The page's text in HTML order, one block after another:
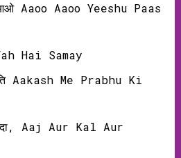
Aaoo Aaoo Yeeshu Paas
Hai Samay
Aakash Me Prabhu Ki
Aaj Aur Kal Aur